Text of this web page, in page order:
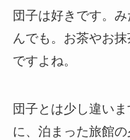
団子は好きです。
んでも。お茶やお
ですよね。
団子とは少し違い
に、泊まった旅館